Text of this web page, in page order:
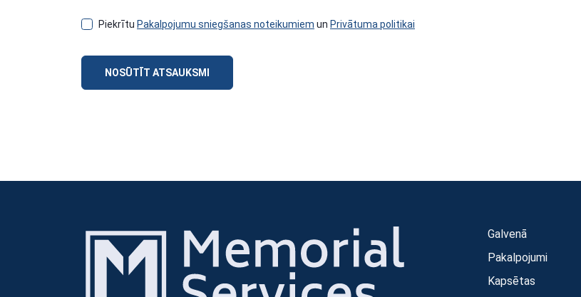
Piekrītu Pakalpojumu sniegšanas noteikumiem un Privātuma politikai
NOSŪTĪT ATSAUKSMI
Galvenā
Pakalpojumi
Kapsētas